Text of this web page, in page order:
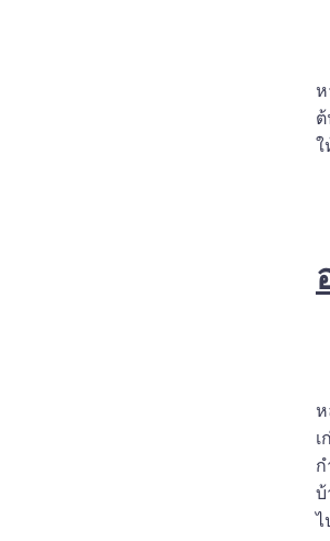
ห
ห
เ
บ้